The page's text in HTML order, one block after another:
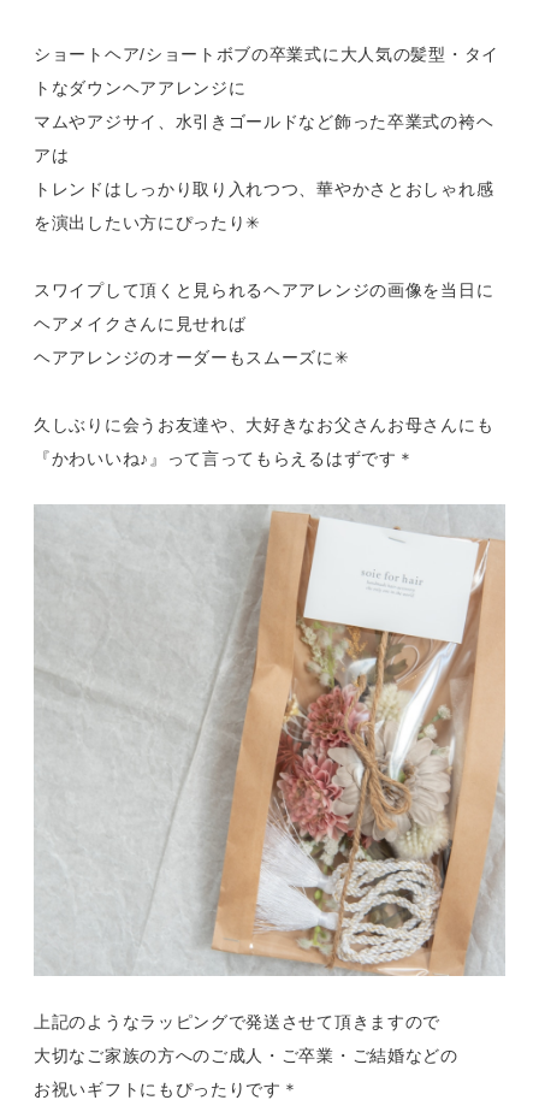
ショートヘア/ショートボブの卒業式に大人気の髪型・タイ
トなダウンヘアアレンジに
マムやアジサイ、水引きゴールドなど飾った卒業式の袴ヘ
アは
トレンドはしっかり取り入れつつ、華やかさとおしゃれ感
を演出したい方にぴったり✳︎
スワイプして頂くと見られるヘアアレンジの画像を当日に
ヘアメイクさんに見せれば
ヘアアレンジのオーダーもスムーズに✳︎
久しぶりに会うお友達や、大好きなお父さんお母さんにも
『かわいいね♪』って言ってもらえるはずです＊
上記のようなラッピングで発送させて頂きますので
大切なご家族の方へのご成人・ご卒業・ご結婚などの
お祝いギフトにもぴったりです＊